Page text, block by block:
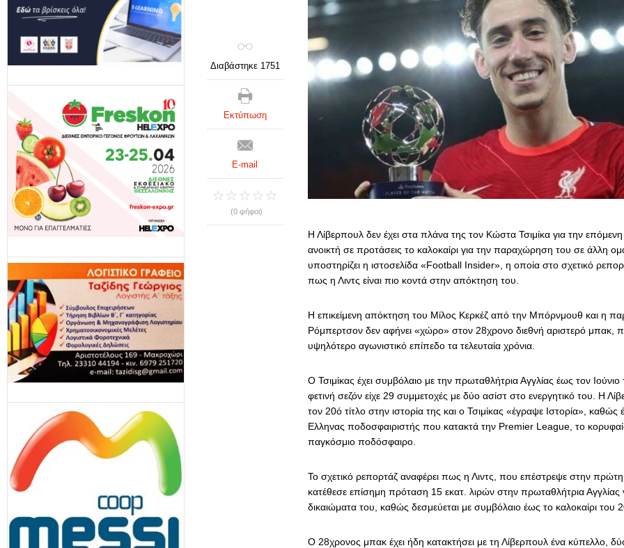
Η Λίβερπουλ δεν έχει στα πλάνα της τον Κώστα Τσιμίκα για την επόμενη
ανοικτή σε προτάσεις το καλοκαίρι για την παραχώρηση του σε άλλη
υποστηρίζει η ιστοσελίδα «Football Insider», η οποία στο σχετικό
πως η Λιντς είναι πιο κοντά στην απόκτηση του.
Η επικείμενη απόκτηση του Μίλος Κερκέζ από την Μπόρνμουθ και η
Ρόμπερτσον δεν αφήνει «χώρο» στον 28χρονο διεθνή αριστερό μπακ,
υψηλότερο αγωνιστικό επίπεδο τα τελευταία χρόνια.
Ο Τσιμίκας έχει συμβόλαιο με την πρωταθλήτρια Αγγλίας έως τον
φετινή σεζόν είχε 29 συμμετοχές με δύο ασίστ στο ενεργητικό του. Η
τον 20ό τίτλο στην ιστορία της και ο Τσιμίκας «έγραψε Ιστορία», καθώς
Ελληνας ποδοσφαιριστής που κατακτά την Premier League, το
παγκόσμιο ποδόσφαιρο.
Το σχετικό ρεπορτάζ αναφέρει πως η Λιντς, που επέστρεψε στην πρώτη
κατέθεσε επίσημη πρόταση 15 εκατ. λιρών στην πρωταθλήτρια Αγγλίας
δικαιώματα του, καθώς δεσμεύεται με συμβόλαιο έως το καλοκαίρι του
Ο 28χρονος μπακ έχει ήδη κατακτήσει με τη Λίβερπουλ ένα κύπελλο,
Διαβάστηκε 1751
Εκτύπωση
E-mail
(0 ψήφοι)